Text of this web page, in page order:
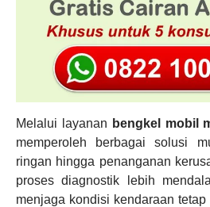
Melalui layanan bengkel mobil
memperoleh berbagai solusi
ringan hingga penanganan
proses diagnostik lebih
menjaga kondisi kendaraan